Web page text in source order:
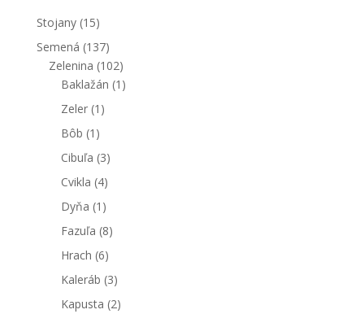
Stojany (15)
Semená (137)
Zelenina (102)
Baklažán (1)
Zeler (1)
Bôb (1)
Cibuľa (3)
Cvikla (4)
Dyňa (1)
Fazuľa (8)
Hrach (6)
Kaleráb (3)
Kapusta (2)